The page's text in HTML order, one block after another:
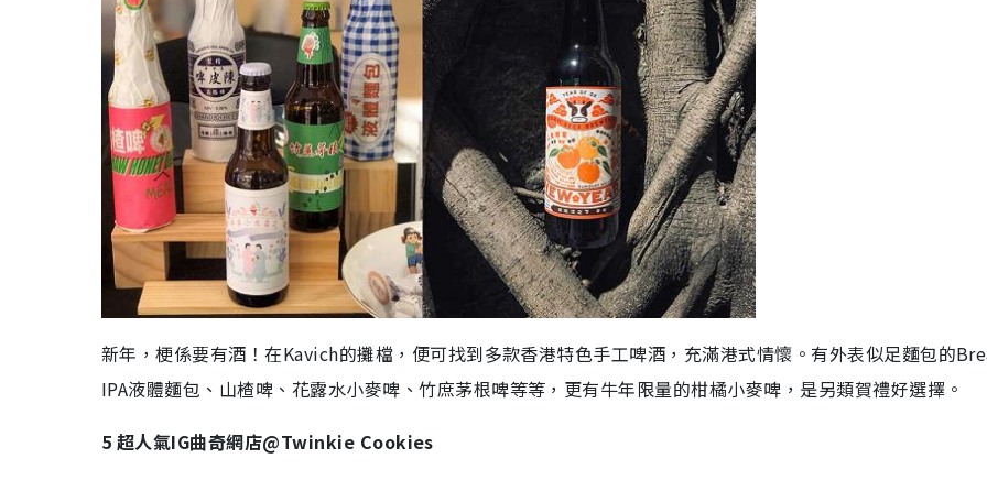
新年，梗係要有酒！在Kavich的攤檔，便可找到多款香港特色手工啤酒，充滿港式情懷。有外表似足麵包的
IPA液體麵包、山楂啤、花露水小麥啤、竹庶茅根啤等等，更有牛年限量的柑橘小麥啤，是另類賀禮好選擇。
5 超人氣IG曲奇網店@Twinkie Cookies